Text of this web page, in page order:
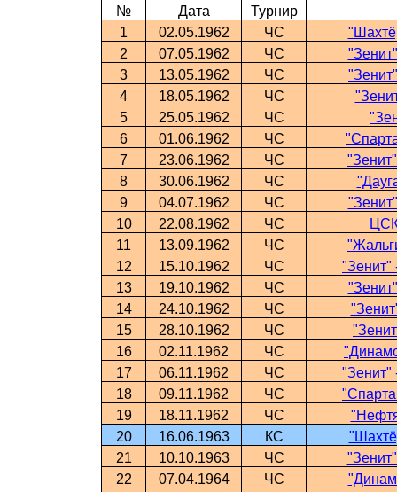
№ Дата
Турнир
1
02.05.1962 ЧС
2
07.05.1962 ЧС
3
13.05.1962 ЧС
4
18.05.1962 ЧС
5
25.05.1962 ЧС
6
01.06.1962 ЧС
7
23.06.1962 ЧС
8
30.06.1962 ЧС
9
04.07.1962 ЧС
10
22.08.1962 ЧС
11
13.09.1962 ЧС
12
15.10.1962 ЧС
"Зенит"
13
19.10.1962 ЧС
14
24.10.1962 ЧС
15
28.10.1962 ЧС
16
02.11.1962 ЧС
17
06.11.1962 ЧС
"Зенит"
18
09.11.1962 ЧС
19
18.11.1962 ЧС
20
16.06.1963 КС
21
10.10.1963 ЧС
22
07.04.1964 ЧС